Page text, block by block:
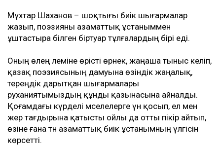
Мұхтар Шаханов – шоқтығы биік шығармалар
жазып, поэзияны азаматтық ұстаныммен
ұштастыра білген біртуар тұлғалардың бірі еді.
Оның өлең әлеміне өрісті өрнек, жаңаша тыныс әкеліп,
қазақ поэзиясының дамуына өзіндік жаңалық,
тереңдік дарытқан шығармалары
руханиятымыздың құнды қазынасына айналды.
Қоғамдағы күрделі мәселелерге үн қосып, ел мен
жер тағдырына қатысты ойлы да отты пікір айтып,
өзіне ғана тән азаматтық биік ұстанымның үлгісін
көрсетті.